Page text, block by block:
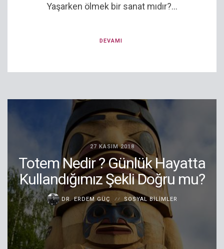
Yaşarken ölmek bir sanat mıdır?...
DEVAMI
27 KASIM 2018
Totem Nedir ? Günlük Hayatta
Kullandığımız Şekli Doğru mu?
DR. ERDEM GÜÇ SOSYAL BILIMLER